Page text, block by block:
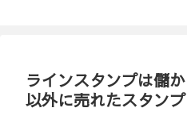
ラインスタンプは儲
以外に売れたスタン